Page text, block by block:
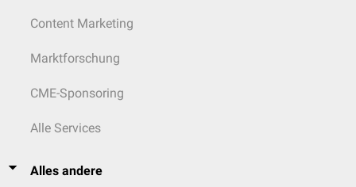
Content Marketing
Marktforschung
CME-Sponsoring
Alle Services
Alles andere